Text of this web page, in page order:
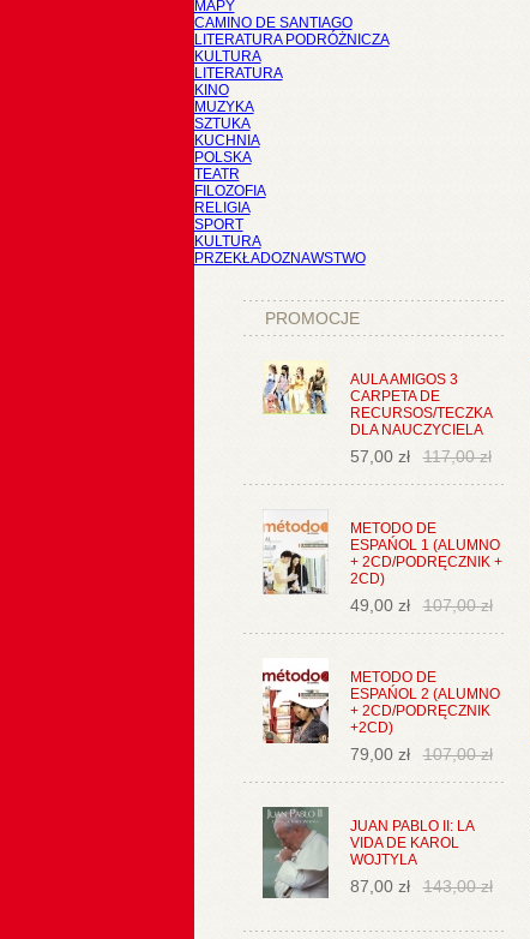
MAPY
CAMINO DE SANTIAGO
LITERATURA PODRÓŻNICZA
KULTURA
LITERATURA
KINO
MUZYKA
SZTUKA
KUCHNIA
POLSKA
TEATR
FILOZOFIA
RELIGIA
SPORT
KULTURA
PRZEKŁADOZNAWSTWO
PROMOCJE
AULA AMIGOS 3
CARPETA DE
RECURSOS/TECZKA
DLA NAUCZYCIELA
57,00 zł 117,00 zł
METODO DE
ESPAŃOL 1 (ALUMNO
+ 2CD/PODRĘCZNIK +
2CD)
49,00 zł 107,00 zł
METODO DE
ESPAŃOL 2 (ALUMNO
+ 2CD/PODRĘCZNIK
+2CD)
79,00 zł 107,00 zł
JUAN PABLO II: LA
VIDA DE KAROL
WOJTYLA
87,00 zł 143,00 zł